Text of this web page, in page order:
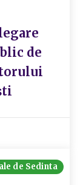
de
de Sedinta